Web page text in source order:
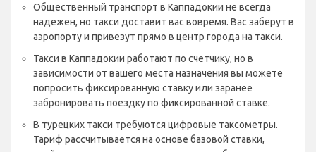
Общественный транспорт в Каппадокии не всегда
надежен, но такси доставит вас вовремя. Вас заберут в
аэропорту и привезут прямо в центр города на такси.
Такси в Каппадокии работают по счетчику, но в
зависимости от вашего места назначения вы можете
попросить фиксированную ставку или заранее
забронировать поездку по фиксированной ставке.
В турецких такси требуются цифровые таксометры.
Тариф рассчитывается на основе базовой ставки,